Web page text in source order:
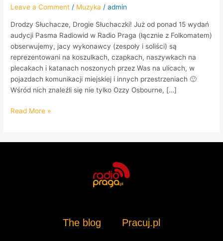
Leave a Comment / Muzyka /admin
Drodzy Słuchacze, Drogie Słuchaczki! Już od ponad 15 wydań
audycji Pasma Radiowid w Radio Praga (łącznie z Folkomatem)
obserwujemy, jacy wykonawcy (zespoły i soliści) są
reprezentowani na koszulkach, czapkach, naszywkach na
plecakach i katanach noszonych przez Was na ulicach, w
pojazdach komunikacji miejskiej i innych przestrzeniach 🙂
Wśród nich znaleźli się nie tylko Ozzy Osbourne, […]
Read More »
The blog Pracuj.pl